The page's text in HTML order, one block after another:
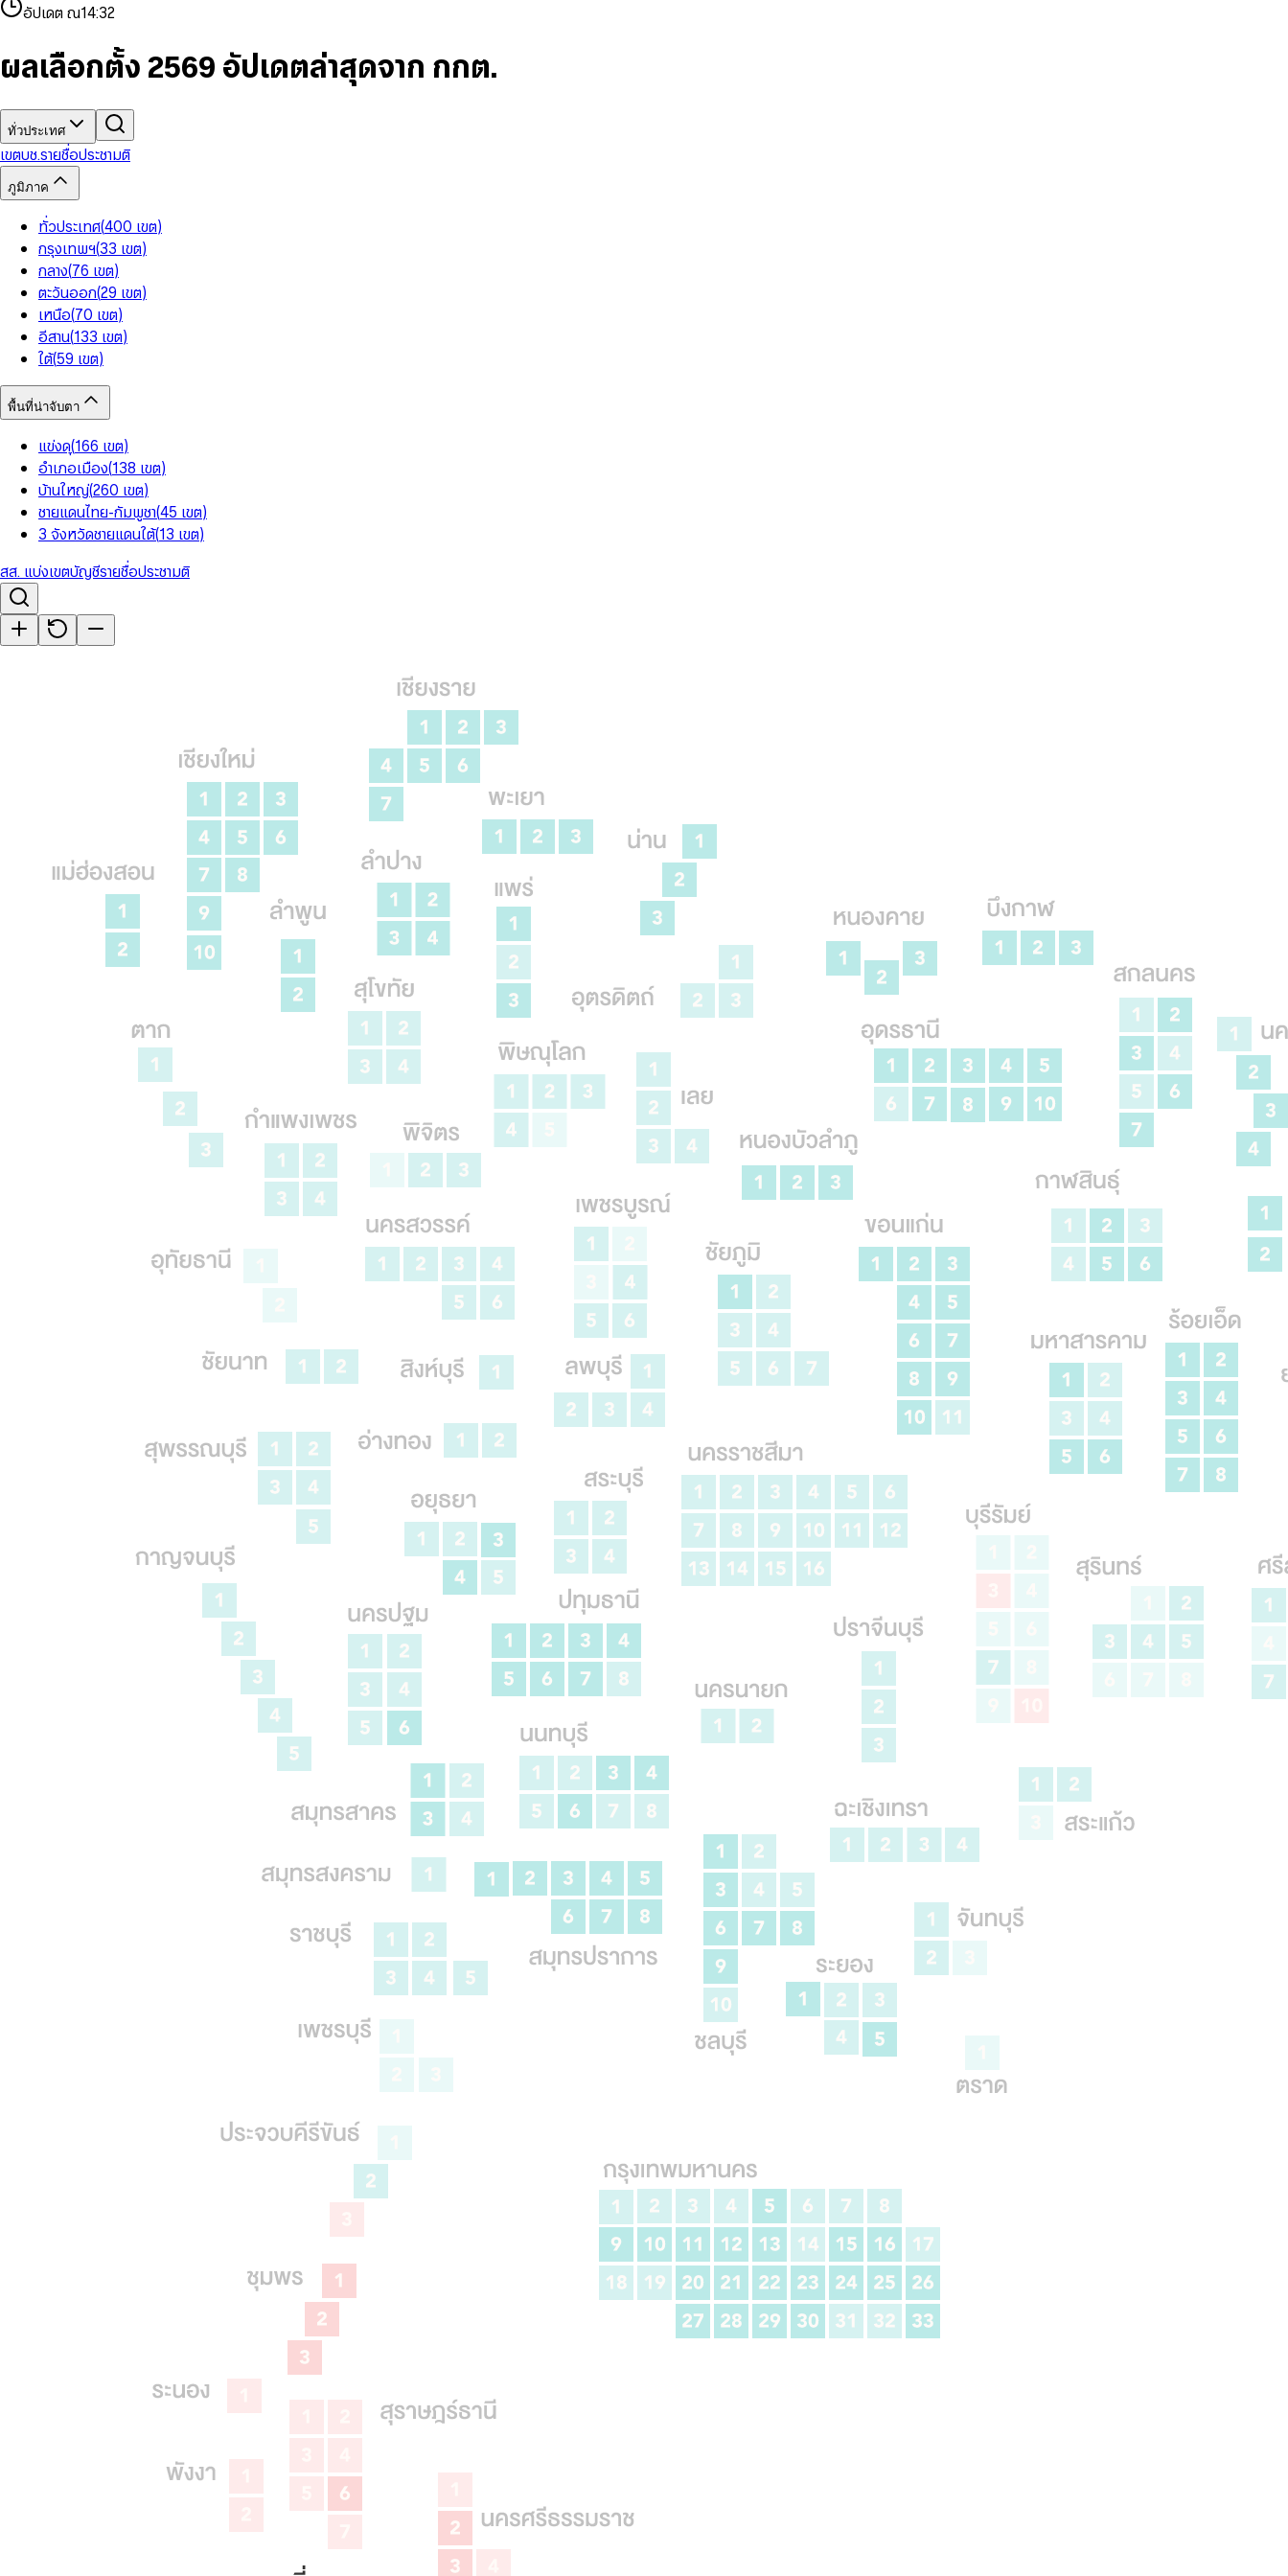
9 9
5
7
8
993
5
6
8
9
84
6
7
9
3
5
6
8
9
7
9
อัปเดต ณ14:32
ผลเลือกตั้ง 2569 อัปเดตล่าสุดจาก กกต.
ทั่วประเทศ
เขตบช.รายชื่อประชามติ
ภูมิภาค
ทั่วประเทศ(400 เขต)
กรุงเทพฯ(33 เขต)
กลาง(76 เขต)
ตะวันออก(29 เขต)
เหนือ(70 เขต)
อีสาน(133 เขต)
ใต้(59 เขต)
พื้นที่น่าจับตา
แข่งดุ(166 เขต)
อำเภอเมือง(138 เขต)
บ้านใหญ่(260 เขต)
ชายแดนไทย-กัมพูชา(45 เขต)
3 จังหวัดชายแดนใต้(13 เขต)
สส. แบ่งเขตบัญชีรายชื่อประชามติ